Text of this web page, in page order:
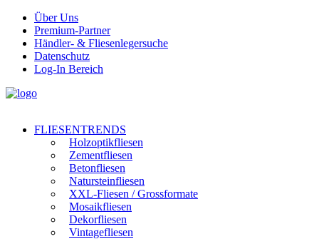
Über Uns
Premium-Partner
Händler- & Fliesenlegersuche
Datenschutz
Log-In Bereich
FLIESENTRENDS
Holzoptikfliesen
Zementfliesen
Betonfliesen
Natursteinfliesen
XXL-Fliesen / Grossformate
Mosaikfliesen
Dekorfliesen
Vintagefliesen